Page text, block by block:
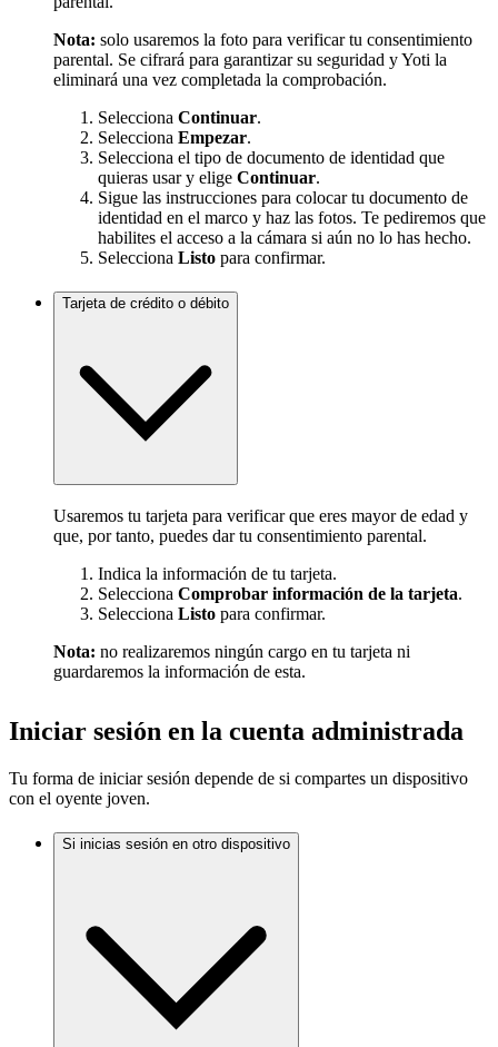
Nota: solo usaremos la foto para verificar tu consentimiento
parental. Se cifrará para garantizar su seguridad y Yoti la
eliminará una vez completada la comprobación.
Selecciona Continuar.
Selecciona Empezar.
Selecciona el tipo de documento de identidad que
quieras usar y elige Continuar.
Sigue las instrucciones para colocar tu documento de
identidad en el marco y haz las fotos. Te pediremos que
habilites el acceso a la cámara si aún no lo has hecho.
Selecciona Listo para confirmar.
Tarjeta de crédito o débito
Usaremos tu tarjeta para verificar que eres mayor de edad y
que, por tanto, puedes dar tu consentimiento parental.
Indica la información de tu tarjeta.
Selecciona Comprobar información de la tarjeta.
Selecciona Listo para confirmar.
Nota: no realizaremos ningún cargo en tu tarjeta ni
guardaremos la información de esta.
Iniciar sesión en la cuenta administrada
Tu forma de iniciar sesión depende de si compartes un dispositivo
con el oyente joven.
Si inicias sesión en otro dispositivo